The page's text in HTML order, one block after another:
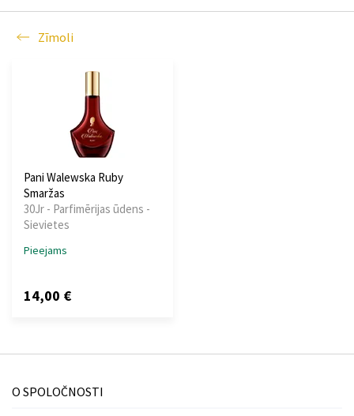
Zīmoli
Pani Walewska Ruby
Smaržas
30Jr - Parfimērijas ūdens -
Sievietes
Pieejams
14,00 €
O SPOLOČNOSTI